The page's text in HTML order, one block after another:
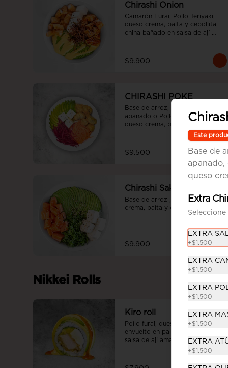
Chirashi Onion
Camarón Furai, Pollo Teriyaki,
queso crema, palta y cebollita
china bañado en salsa de ají
$9.900
CHIRASHI POKE
Base de arroz, champiñon
apanado o Pollo teriyaki, palta
queso crema, betarraga y
$9.500
Chirashi Sake
Base de arroz , salmón, queso
crema, palta y cebollín
$9.900
Nikkei Rolls
Kiro roll
Pollo furai, queso crema, palta,
envuelto en palta, bañado en
salsa de aji amarillo flameada y
Este
Base de
apanado,
queso
Extra
Seleccione
EXTRA
+$1.500
EXTRA
+$1.500
EXTRA
+$1.500
EXTRA
+$1.500
EXTRA
+$1.500